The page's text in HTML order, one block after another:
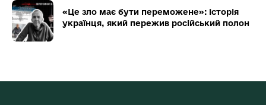
«Це зло має бути переможене»: історія
українця, який пережив російський полон